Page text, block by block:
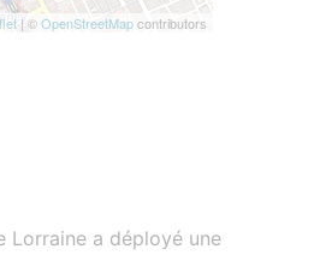
| ©OpenStreetMapcontributors
Lorraine a déployé une